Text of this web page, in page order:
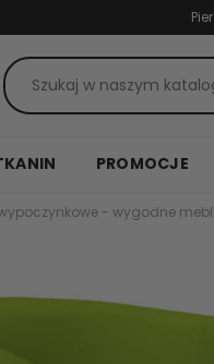
PROMOCJE
- wygodne